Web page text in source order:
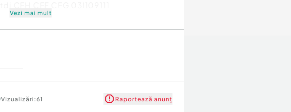
Vezi mai mult
Vizualizări:61 Raportează anunț